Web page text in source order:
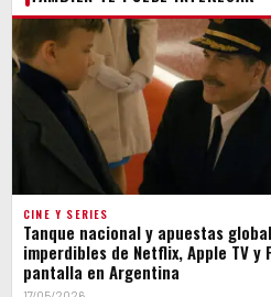
CINE Y SERIES
Tanque nacional y apuestas
imperdibles de Netflix, Apple TV y
pantalla en Argentina